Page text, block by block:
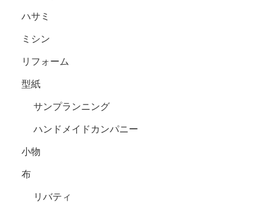
ハサミ
ミシン
リフォーム
型紙
サンプランニング
ハンドメイドカンパニー
小物
布
リバティ